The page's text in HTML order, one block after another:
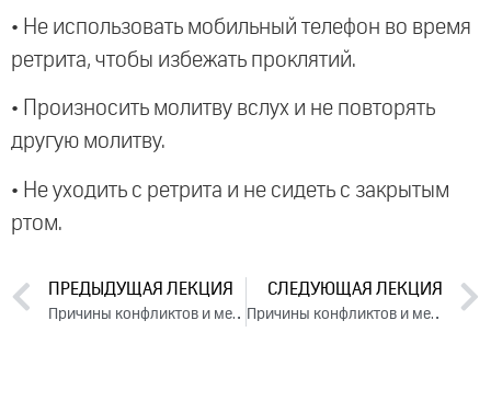
• Не использовать мобильный телефон во время
ретрита, чтобы избежать проклятий.
• Произносить молитву вслух и не повторять
другую молитву.
• Не уходить с ретрита и не сидеть с закрытым
ртом.
ПРЕДЫДУЩАЯ ЛЕКЦИЯ
Причины конфликтов и методы их устранения. День 2. Часть 2 (2024)
СЛЕДУЮЩАЯ ЛЕКЦИЯ
Причины конфликтов и методы их устранения. День 3. Часть 2 (2024)